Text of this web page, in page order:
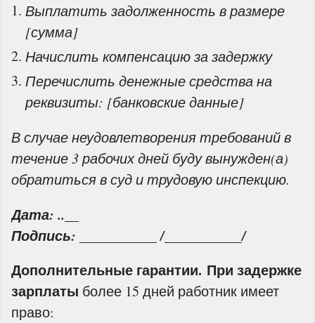
Выплатить задолженность в размере
[сумма]
Начислить компенсацию за задержку
Перечислить денежные средства на
реквизиты: [банковские данные]
В случае неудовлетворения требований в
течение 3 рабочих дней буду вынужден(а)
обратиться в суд и трудовую инспекцию.
Дата: ..__
Подпись: ___________ /___________/
Дополнительные гарантии. При задержке
зарплаты более 15 дней работник имеет
право: